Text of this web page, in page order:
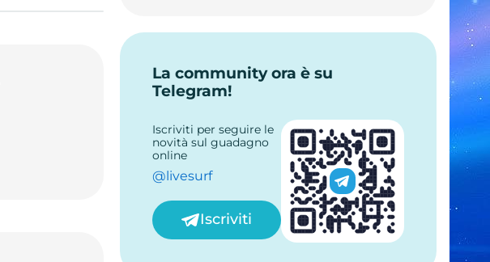
La community ora è su
Telegram!
Iscriviti per seguire le
novità sul guadagno
online
@livesurf
Iscriviti